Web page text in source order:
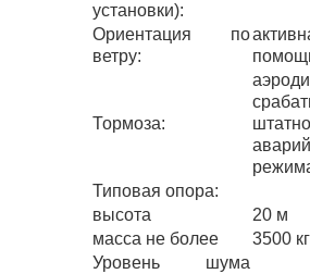
установки):
Ориентация по
ветру:
Тормоза:
Типовая опора:
высота
20 м
масса не более
3500 кг
Уровень шума